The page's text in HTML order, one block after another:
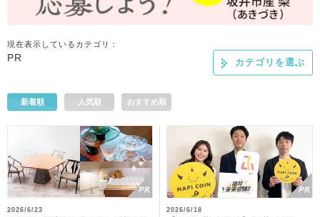
カテゴリを選ぶ
現在表示しているカテゴリ：
PR
新着順 人気順 おすすめ順
2026/6/23 2026/6/18